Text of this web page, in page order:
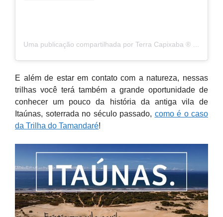
E além de estar em contato com a natureza, nessas
trilhas você terá também a grande oportunidade de
conhecer um pouco da história da antiga vila de
Itaúnas, soterrada no século passado, como é o caso
da Trilha do Tamandaré!